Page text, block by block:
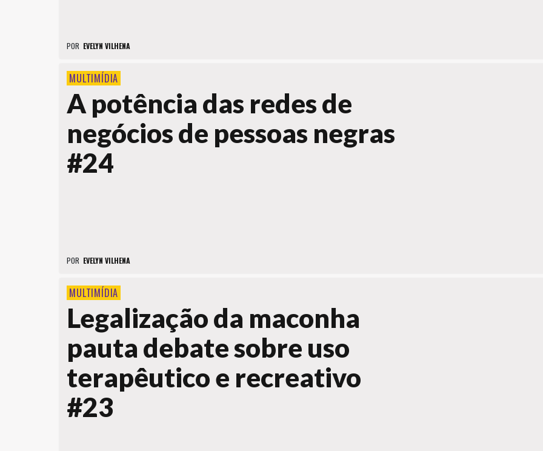
POR EVELYN VILHENA
MULTIMÍDIA
A potência das redes de
negócios de pessoas negras
#24
POR EVELYN VILHENA
MULTIMÍDIA
Legalização da maconha
pauta debate sobre uso
terapêutico e recreativo
#23